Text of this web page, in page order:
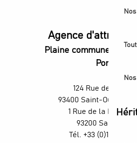
Agence
Plaine commune vous
Portes
124 Rue des
93400 Saint-Ouen-
1 Rue de la
93200 Saint-Denis
Tél. +33 (0)1 55 870